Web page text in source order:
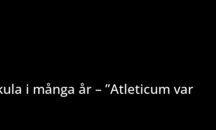
i många år – ”Atleticum var